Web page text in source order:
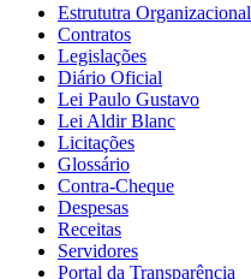
Estrututra Organizacional
Contratos
Legislações
Diário Oficial
Lei Paulo Gustavo
Lei Aldir Blanc
Licitações
Glossário
Contra-Cheque
Despesas
Receitas
Servidores
Portal da Transparência